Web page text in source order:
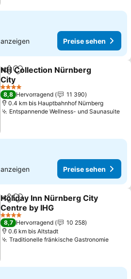
anzeigen Preise sehen
TeilenZu Favoriten hinzufügen
NH Collection Nürnberg
City
Preise sehen
4 Sterne
8,8 Hervorragend
11 390
0.4 km bis Hauptbahnhof Nürnberg
Entspannende Wellness- und Saunasuite
anzeigen Preise sehen
TeilenZu Favoriten hinzufügen
Holiday Inn Nürnberg City
Centre by IHG
Preise sehen
4 Sterne
8,7 Hervorragend
10 258
0.6 km bis Altstadt
Traditionelle fränkische Gastronomie